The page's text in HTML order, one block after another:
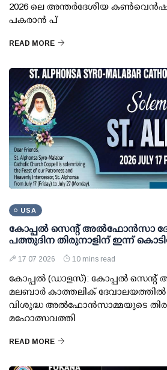
2026 ലെ അന്തര്‍ദേശീയ
പകരാന്‍ പ്
READ MORE
USA
കോപ്പല്‍ സെന്റ് അല്‍ഫോന്‍സാ
പത്തുദിന തിരുനാളിന് ഇന്ന്
17 07 2026 10 mins read
കോപ്പല്‍ (ഡാളസ്): കോപ്പല്‍
മലബാര്‍ കാത്തലിക്
വിശുദ്ധ അല്‍ഫോന്‍സാമ്മയുടെ
മഹോത്സവത്തി
READ MORE